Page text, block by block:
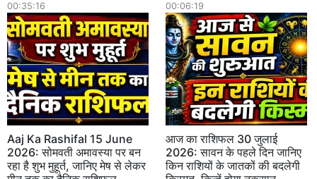
00:35:16
00:06:19
Aaj Ka Rashifal 15 June
2026: सोमवती अमावस्या पर बन
रहा है शुभ मुहूर्त, जानिए मेष से लेकर
आज का राशिफल 30 जुलाई
2026: सावन के पहले दिन जानिए
किन राशियों के जातकों की बदलेगी